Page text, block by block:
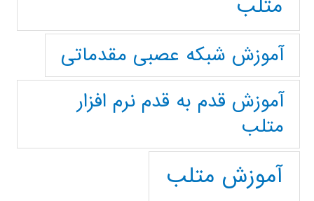
متلب
آموزش شبکه عصبی مقدماتی
آموزش قدم به قدم نرم افزار
متلب
آموزش متلب